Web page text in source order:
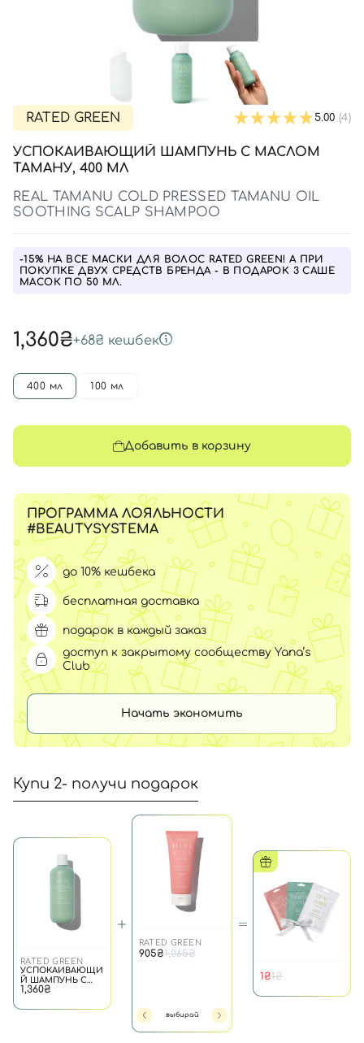
Кремы для тела с SPF
Миниатюры
Карбокситерапия
Бьюти Гаджеты
Автозагар
Шея и декольте
Для детей
Для мужчин
Специальный уход
Для детей
Для мужчин
Дезодоранты
Интимный уход
Автозагар
RATED GREEN 5.00 (4)
УСПОКАИВАЮЩИЙ ШАМПУНЬ С МАСЛОМ
ТАМАНУ, 400 МЛ
REAL TAMANU COLD PRESSED TAMANU OIL
SOOTHING SCALP SHAMPOO
-15% НА ВСЕ МАСКИ ДЛЯ ВОЛОС RATED GREEN! А ПРИ
ПОКУПКЕ ДВУХ СРЕДСТВ БРЕНДА - В ПОДАРОК 3 САШЕ
МАСОК ПО 50 МЛ.
1,360₴+68₴ кешбек
400 мл 100 мл
Добавить в корзину
ПРОГРАММА ЛОЯЛЬНОСТИ
#BEAUTYSYSTEMA
до 10% кешбека
бесплатная доставка
подарок в каждый заказ
доступ к закрытому сообществу Yana’s
Club
Начать экономить
Купи 2- получи подарок
RATED GREEN
УСПОКАИВАЮЩИ
Й ШАМПУНЬ С
МАСЛОМ ТАМАНУ,
1,360₴
RATED GREEN
905₴1,065₴
МАСЛОМ ШИ, 400
1,475₴
выбирай
1₴1₴